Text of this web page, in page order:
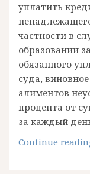
уплатить
частности в
образовании
обязанного
суда,
алиментов
процента от
за каждый
Continue